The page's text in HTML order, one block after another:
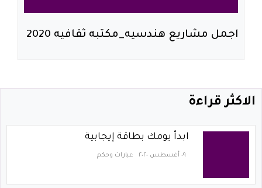
اجمل مشاريع هندسيه_مكتبه ثقافيه 2020
الاكثر قراءة
ابدأ يومك بطاقة إيجابية
٠٩ أغسطس ٢٠٢٠ عبارات وحكم